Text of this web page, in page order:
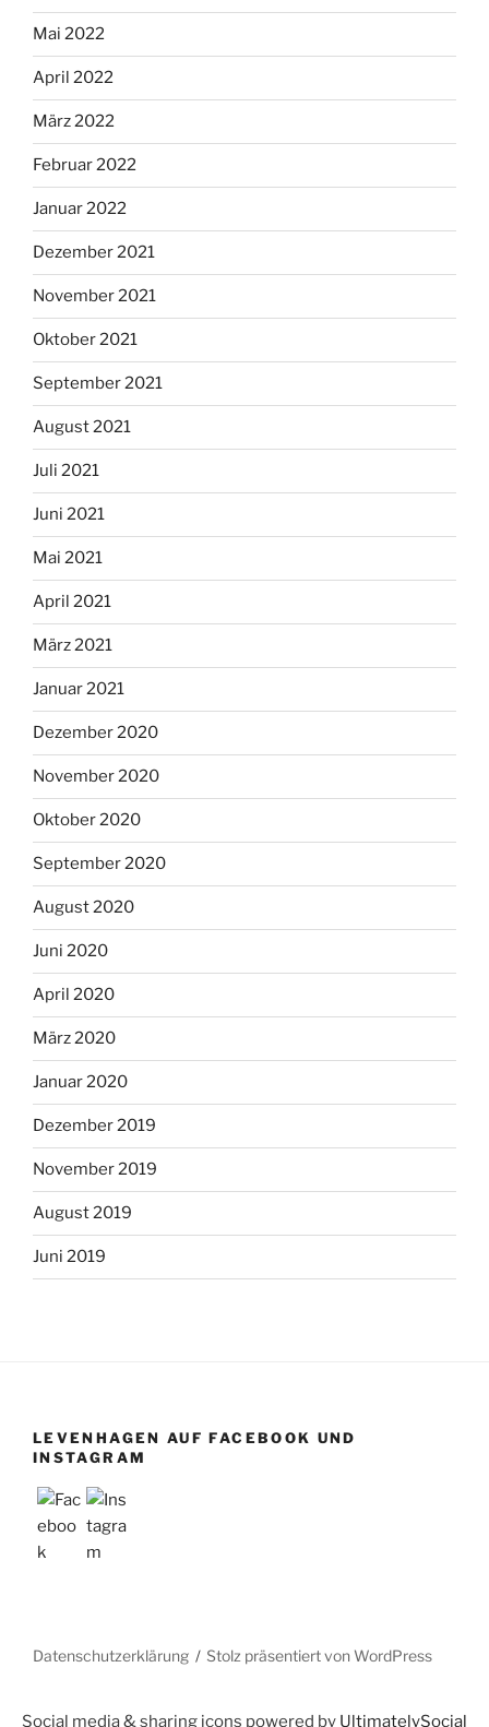
Mai 2022
April 2022
März 2022
Februar 2022
Januar 2022
Dezember 2021
November 2021
Oktober 2021
September 2021
August 2021
Juli 2021
Juni 2021
Mai 2021
April 2021
März 2021
Januar 2021
Dezember 2020
November 2020
Oktober 2020
September 2020
August 2020
Juni 2020
April 2020
März 2020
Januar 2020
Dezember 2019
November 2019
August 2019
Juni 2019
LEVENHAGEN AUF FACEBOOK UND
INSTAGRAM
Datenschutzerklärung Stolz präsentiert von WordPress
Social media & sharing icons powered by UltimatelySocial